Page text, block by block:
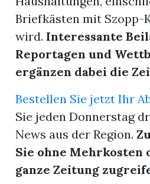
Briefkästen mit Szopp-
wird. Interessante
Reportagen und
ergänzen dabei die
Bestellen Sie jetzt Ihr
Sie jeden Donnerstag
News aus der Region.
Sie ohne Mehrkosten
ganze Zeitung